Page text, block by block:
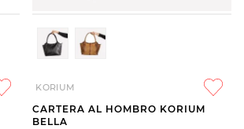
KORIUM
CARTERA AL HOMBRO KORIUM
BELLA